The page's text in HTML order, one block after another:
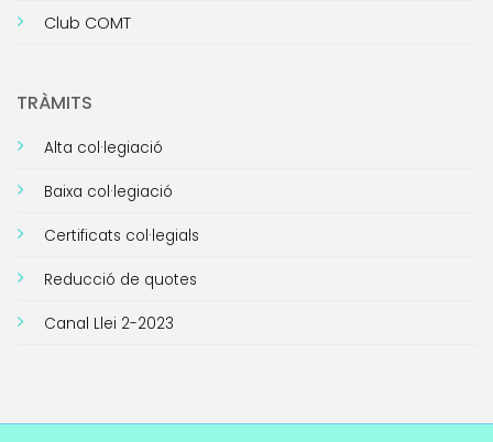
Club COMT
TRÀMITS
Alta col·legiació
Baixa col·legiació
Certificats col·legials
Reducció de quotes
Canal Llei 2-2023